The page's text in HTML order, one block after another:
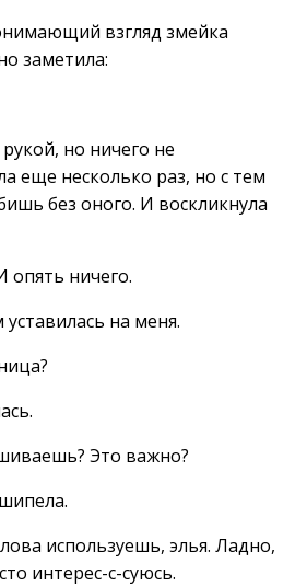
взгляд змейка
заметила:
но ничего не
еще несколько раз, но с тем
без оного. И воскликнула
ничего.
на меня.
Это важно?
используешь, элья. Ладно,
интерес-с-суюсь.